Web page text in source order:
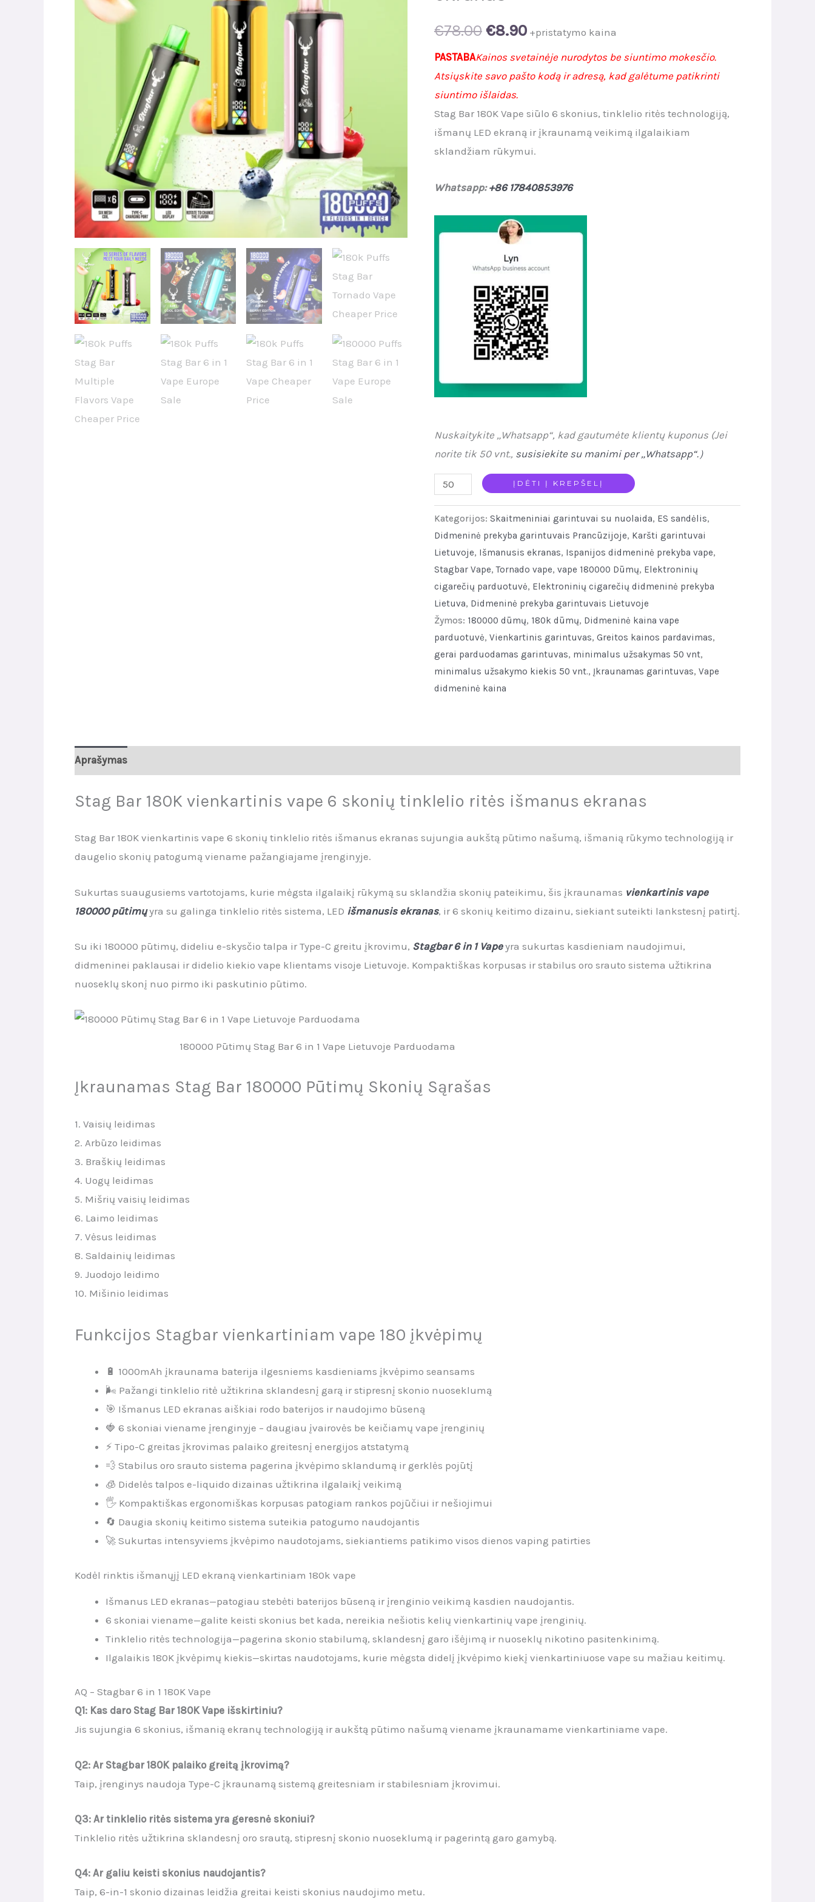
€78.00 Original
price
was:
€78.00.
€8.90Current
price
€8.90.
+pristatymo kaina
PASTABAKainos svetainėje nurodytos be siuntimo mokesčio.
Atsiųskite savo pašto kodą ir adresą, kad galėtume patikrinti
siuntimo išlaidas.
Stag Bar 180K Vape siūlo 6 skonius, tinklelio ritės technologiją,
išmanų LED ekraną ir įkraunamą veikimą ilgalaikiam
sklandžiam rūkymui.
Whatsapp:+86 17840853976
Nuskaitykite „Whatsapp“, kad gautumėte klientų kuponus (Jei
norite tik 50 vnt., susisiekite su manimi per „Whatsapp“.）
Stag
180K
Disposable
Vape
6
Flavors
Mesh
Smart
Screen
quantity
ĮDĖTI Į KREPŠELĮ
Kategorijos: Skaitmeniniai garintuvai su nuolaida, ES sandėlis,
Didmeninė prekyba garintuvais Prancūzijoje, Karšti garintuvai
Lietuvoje, Išmanusis ekranas, Ispanijos didmeninė prekyba vape,
Stagbar Vape,Tornado vape, vape 180000 Dūmų, Elektroninių
cigarečių parduotuvė, Elektroninių cigarečių didmeninė prekyba
Lietuva, Didmeninė prekyba garintuvais Lietuvoje
Žymos: 180000 dūmų, 180k dūmų, Didmeninė kaina vape
parduotuvė, Vienkartinis garintuvas, Greitos kainos pardavimas,
gerai parduodamas garintuvas, minimalus užsakymas 50 vnt,
minimalus užsakymo kiekis 50 vnt., Įkraunamas garintuvas, Vape
didmeninė kaina
Aprašymas
Stag Bar 180K vienkartinis vape 6 skonių tinklelio ritės išmanus ekranas
Stag Bar 180K vienkartinis vape 6 skonių tinklelio ritės išmanus ekranas sujungia aukštą pūtimo našumą, išmanią rūkymo technologiją ir
daugelio skonių patogumą viename pažangiajame įrenginyje.
Sukurtas suaugusiems vartotojams, kurie mėgsta ilgalaikį rūkymą su sklandžia skonių pateikimu, šis įkraunamas vienkartinis vape
180000 pūtimų yra su galinga tinklelio ritės sistema, LED išmanusis ekranas, ir 6 skonių keitimo dizainu, siekiant suteikti lankstesnį patirtį.
Su iki 180000 pūtimų, dideliu e-skysčio talpa ir Type-C greitu įkrovimu, Stagbar 6 in 1 Vape yra sukurtas kasdieniam naudojimui,
didmeninei paklausai ir didelio kiekio vape klientams visoje Lietuvoje. Kompaktiškas korpusas ir stabilus oro srauto sistema užtikrina
nuoseklų skonį nuo pirmo iki paskutinio pūtimo.
180000 Pūtimų Stag Bar 6 in 1 Vape Lietuvoje Parduodama
Įkraunamas Stag Bar 180000 Pūtimų Skonių Sąrašas
1. Vaisių leidimas
2. Arbūzo leidimas
3. Braškių leidimas
4. Uogų leidimas
5. Mišrių vaisių leidimas
6. Laimo leidimas
7. Vėsus leidimas
8. Saldainių leidimas
9. Juodojo leidimo
10. Mišinio leidimas
Funkcijos Stagbar vienkartiniam vape 180 įkvėpimų
🔋 1000mAh įkraunama baterija ilgesniems kasdieniams įkvėpimo seansams
🌬️ Pažangi tinklelio ritė užtikrina sklandesnį garą ir stipresnį skonio nuoseklumą
🎯 Išmanus LED ekranas aiškiai rodo baterijos ir naudojimo būseną
🍓 6 skoniai viename įrenginyje – daugiau įvairovės be keičiamų vape įrenginių
⚡ Tipo-C greitas įkrovimas palaiko greitesnį energijos atstatymą
💨 Stabilus oro srauto sistema pagerina įkvėpimo sklandumą ir gerklės pojūtį
🧊 Didelės talpos e-liquido dizainas užtikrina ilgalaikį veikimą
🖐️ Kompaktiškas ergonomiškas korpusas patogiam rankos pojūčiui ir nešiojimui
🔄 Daugia skonių keitimo sistema suteikia patogumo naudojantis
🚀 Sukurtas intensyviems įkvėpimo naudotojams, siekiantiems patikimo visos dienos vaping patirties
Kodėl rinktis išmanųjį LED ekraną vienkartiniam 180k vape
Išmanus LED ekranas—patogiau stebėti baterijos būseną ir įrenginio veikimą kasdien naudojantis.
6 skoniai viename—galite keisti skonius bet kada, nereikia nešiotis kelių vienkartinių vape įrenginių.
Tinklelio ritės technologija—pagerina skonio stabilumą, sklandesnį garo išėjimą ir nuoseklų nikotino pasitenkinimą.
Ilgalaikis 180K įkvėpimų kiekis—skirtas naudotojams, kurie mėgsta didelį įkvėpimo kiekį vienkartiniuose vape su mažiau keitimų.
AQ – Stagbar 6 in 1 180K Vape
Q1: Kas daro Stag Bar 180K Vape išskirtiniu?
Jis sujungia 6 skonius, išmanią ekranų technologiją ir aukštą pūtimo našumą viename įkraunamame vienkartiniame vape.
Q2: Ar Stagbar 180K palaiko greitą įkrovimą?
Taip, įrenginys naudoja Type-C įkraunamą sistemą greitesniam ir stabilesniam įkrovimui.
Q3: Ar tinklelio ritės sistema yra geresnė skoniui?
Tinklelio ritės užtikrina sklandesnį oro srautą, stipresnį skonio nuoseklumą ir pagerintą garo gamybą.
Q4: Ar galiu keisti skonius naudojantis?
Taip, 6-in-1 skonio dizainas leidžia greitai keisti skonius naudojimo metu.